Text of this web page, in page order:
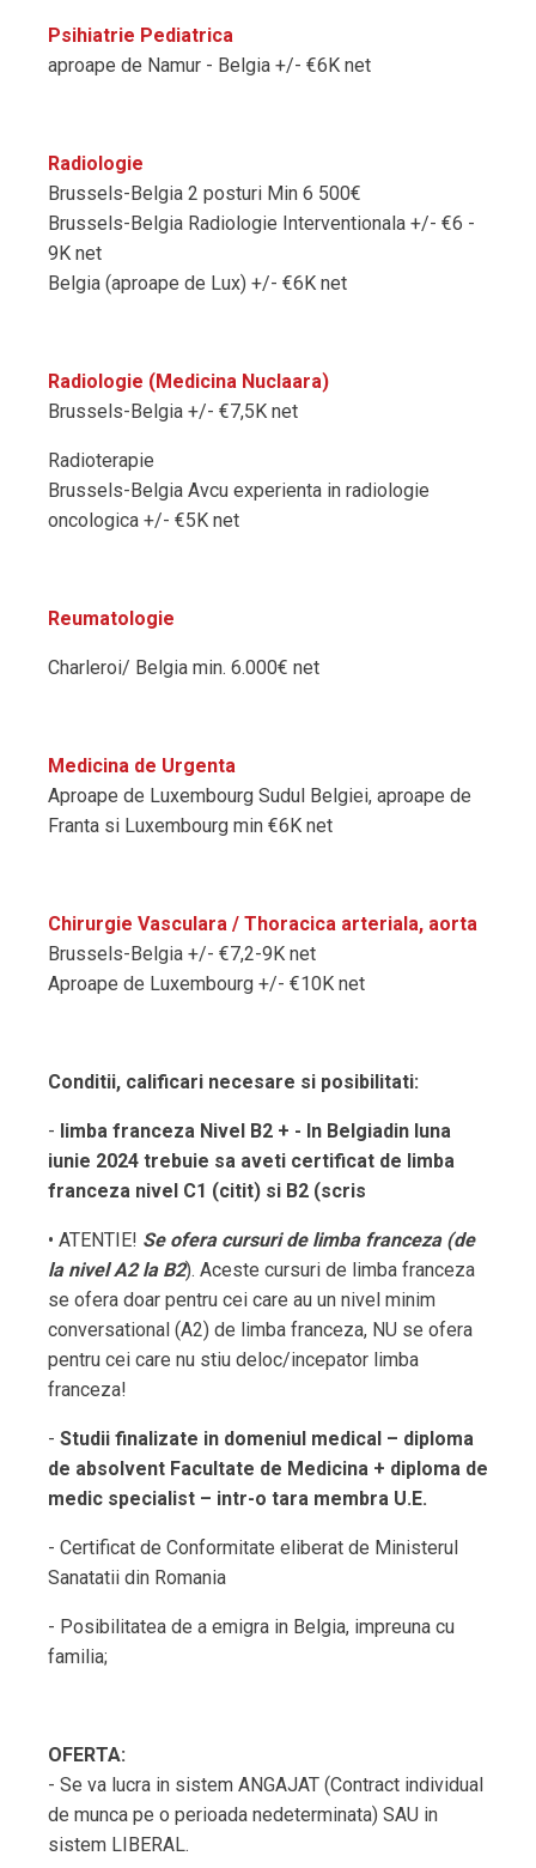
Psihiatrie Pediatrica
aproape de Namur - Belgia +/- €6K net
Radiologie
Brussels-Belgia 2 posturi Min 6 500€
Brussels-Belgia Radiologie Interventionala +/- €6 -
9K net
Belgia (aproape de Lux) +/- €6K net
Radiologie (Medicina Nuclaara)
Brussels-Belgia +/- €7,5K net
Radioterapie
Brussels-Belgia Avcu experienta in radiologie
oncologica +/- €5K net
Reumatologie
Charleroi/ Belgia min. 6.000€ net
Medicina de Urgenta
Aproape de Luxembourg Sudul Belgiei, aproape de
Franta si Luxembourg min €6K net
Chirurgie Vasculara / Thoracica arteriala, aorta
Brussels-Belgia +/- €7,2-9K net
Aproape de Luxembourg +/- €10K net
Conditii, calificari necesare si posibilitati:
- limba franceza Nivel B2 + - In Belgiadin luna
iunie 2024 trebuie sa aveti certificat de limba
franceza nivel C1 (citit) si B2 (scris
• ATENTIE! Se ofera cursuri de limba franceza (de
la nivel A2 la B2). Aceste cursuri de limba franceza
se ofera doar pentru cei care au un nivel minim
conversational (A2) de limba franceza, NU se ofera
pentru cei care nu stiu deloc/incepator limba
franceza!
- Studii finalizate in domeniul medical – diploma
de absolvent Facultate de Medicina + diploma de
medic specialist – intr-o tara membra U.E.
- Certificat de Conformitate eliberat de Ministerul
Sanatatii din Romania
- Posibilitatea de a emigra in Belgia, impreuna cu
familia;
OFERTA:
- Se va lucra in sistem ANGAJAT (Contract individual
de munca pe o perioada nedeterminata) SAU in
sistem LIBERAL.